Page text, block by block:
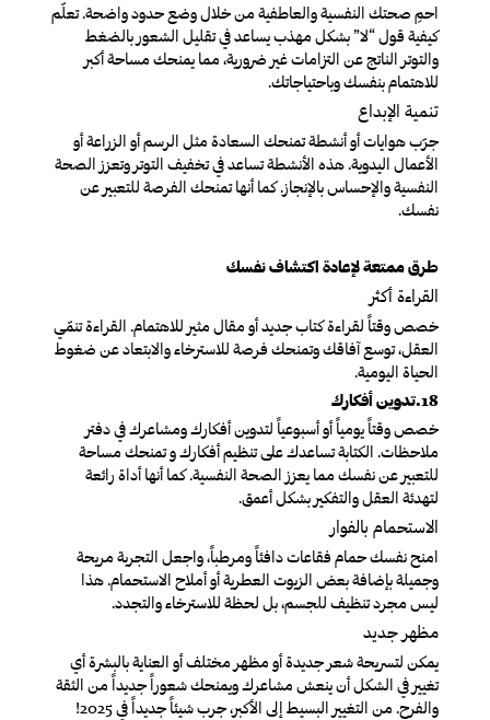
احمِ صحتك النفسية والعاطفية من خلال وضع حدود واضحة. تعلّم
كيفية قول “لا” بشكل مهذب يساعد في تقليل الشعور بالضغط
والتوتر الناتج عن التزامات غير ضرورية، مما يمنحك مساحة أكبر
للاهتمام بنفسك وباحتياجاتك.
تنمية الإبداع
جرّب هوايات أو أنشطة تمنحك السعادة مثل الرسم أو الزراعة أو
الأعمال اليدوية. هذه الأنشطة تساعد في تخفيف التوتر وتعزز الصحة
النفسية والإحساس بالإنجاز. كما أنها تمنحك الفرصة للتعبير عن
نفسك.
طرق ممتعة لإعادة اكتشاف نفسك
القراءة أكثر
خصص وقتاً لقراءة كتاب جديد أو مقال مثير للاهتمام. القراءة تنمّي
العقل، توسع آفاقك وتمنحك فرصة للاسترخاء والابتعاد عن ضغوط
الحياة اليومية.
18.تدوين أفكارك
خصص وقتاً يومياً أو أسبوعياً لتدوين أفكارك ومشاعرك في دفتر
ملاحظات. الكتابة تساعدك على تنظيم أفكارك و تمنحك مساحة
للتعبير عن نفسك مما يعزز الصحة النفسية. كما أنها أداة رائعة
لتهدئة العقل والتفكير بشكل أعمق.
الاستحمام بالفوار
امنح نفسك حمام فقاعات دافئاً ومرطباً، واجعل التجربة مريحة
وجميلة بإضافة بعض الزيوت العطرية أو أملاح الاستحمام. هذا
ليس مجرد تنظيف للجسم، بل لحظة للاسترخاء والتجدد.
مظهر جديد
يمكن لتسريحة شعر جديدة أو مظهر مختلف أو العناية بالبشرة أي
تغيير في الشكل أن ينعش مشاعرك ويمنحك شعوراً جديداً من الثقة
والفرح. من التغيير البسيط إلى الأكبر، جرب شيئاً جديداً في 2025!